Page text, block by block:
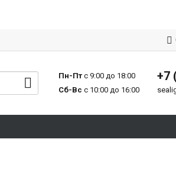
Пн-Птс 9:00 до 18:00
Сб-Вс с 10:00 до 16:00
+7